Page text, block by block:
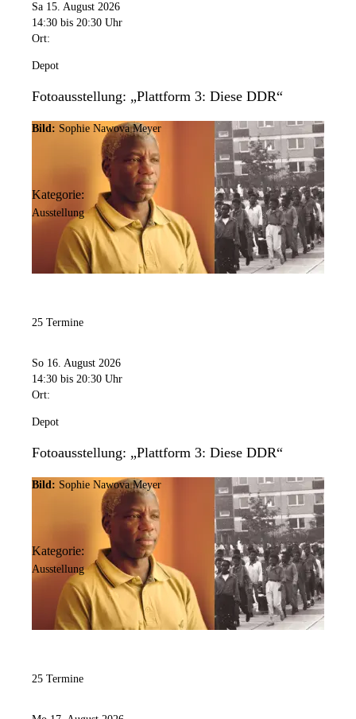
Sa 15. August 2026
14:30 bis 20:30 Uhr
Ort:
Depot
Fotoausstellung: „Plattform 3: Diese DDR“
Bild: Sophie Nawova Meyer
Kategorie:
Ausstellung
25 Termine
So 16. August 2026
14:30 bis 20:30 Uhr
Ort:
Depot
Fotoausstellung: „Plattform 3: Diese DDR“
Bild: Sophie Nawova Meyer
Kategorie:
Ausstellung
25 Termine